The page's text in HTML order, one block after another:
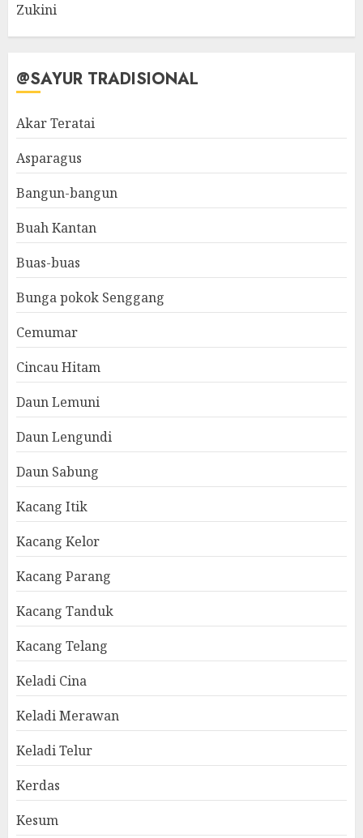
Zukini
@SAYUR TRADISIONAL
Akar Teratai
Asparagus
Bangun-bangun
Buah Kantan
Buas-buas
Bunga pokok Senggang
Cemumar
Cincau Hitam
Daun Lemuni
Daun Lengundi
Daun Sabung
Kacang Itik
Kacang Kelor
Kacang Parang
Kacang Tanduk
Kacang Telang
Keladi Cina
Keladi Merawan
Keladi Telur
Kerdas
Kesum